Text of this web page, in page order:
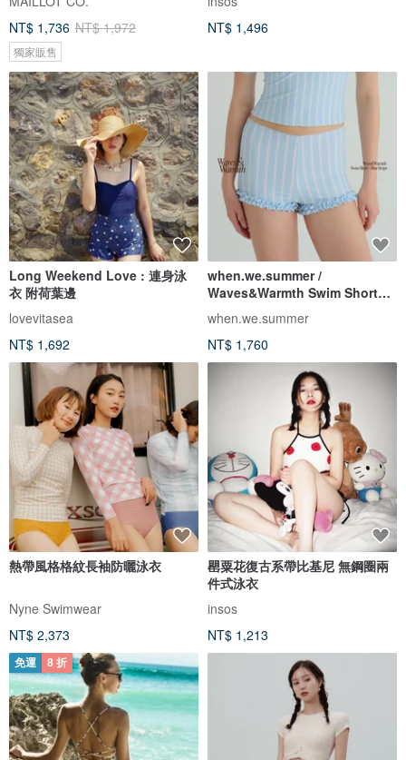
NT$ 1,736 NT$ 1,972
獨家販售
NT$ 1,496
Long Weekend Love : 連身泳
衣 附荷葉邊
lovevitasea
NT$ 1,692
when.we.summer /
Waves&Warmth Swim Short
(僅褲裝)
when.we.summer
NT$ 1,760
熱帶風格格紋長袖防曬泳衣
Nyne Swimwear
NT$ 2,373
罌粟花復古系帶比基尼 無鋼圈兩
件式泳衣
insos
NT$ 1,213
免運 8 折